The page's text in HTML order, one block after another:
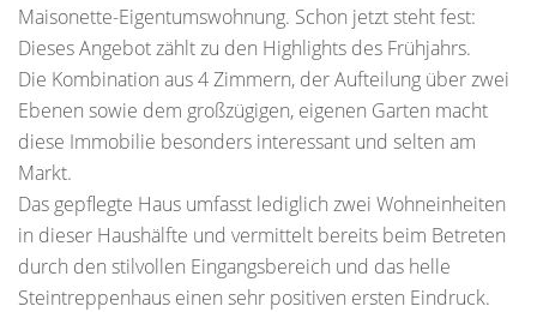
Maisonette-Eigentumswohnung. Schon jetzt steht fest:
Dieses Angebot zählt zu den Highlights des Frühjahrs.
Die Kombination aus 4 Zimmern, der Aufteilung über zwei
Ebenen sowie dem großzügigen, eigenen Garten macht
diese Immobilie besonders interessant und selten am
Markt.
Das gepflegte Haus umfasst lediglich zwei Wohneinheiten
in dieser Haushälfte und vermittelt bereits beim Betreten
durch den stilvollen Eingangsbereich und das helle
Steintreppenhaus einen sehr positiven ersten Eindruck.